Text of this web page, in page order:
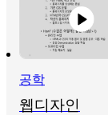
공학
웹디자인